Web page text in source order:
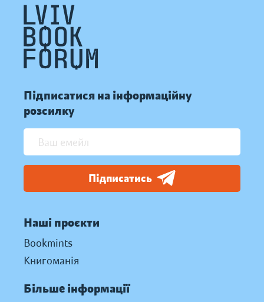
Підписатися на інформаційну
розсилку
Підписатись
Наші проєкти
Bookmints
Книгоманія
Більше інформації